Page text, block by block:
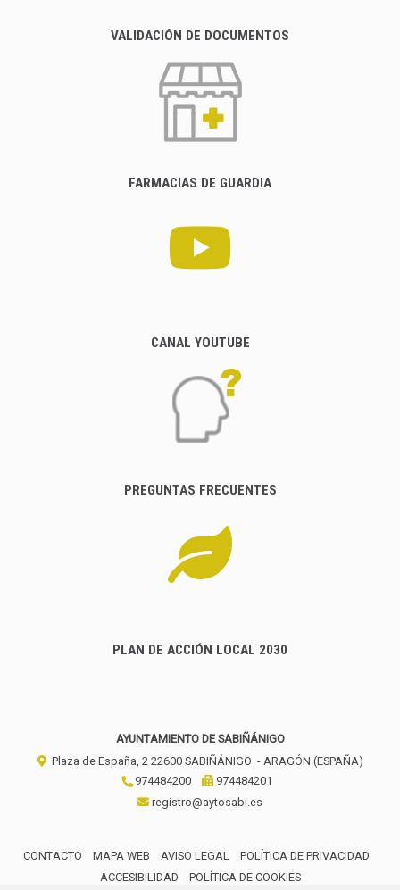
VALIDACIÓN DE DOCUMENTOS
FARMACIAS DE GUARDIA
CANAL YOUTUBE
PREGUNTAS FRECUENTES
PLAN DE ACCIÓN LOCAL 2030
AYUNTAMIENTO DE SABIÑÁNIGO
Plaza de España, 2 22600 SABIÑÁNIGO - ARAGÓN (ESPAÑA)
974484200
974484201
registro@aytosabi.es
CONTACTO MAPA WEB AVISO LEGAL
POLÍTICA DE PRIVACIDAD
ACCESIBILIDAD
POLÍTICA DE COOKIES